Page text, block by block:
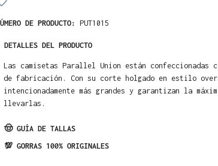
DE PRODUCTO: PUT1015
DETALLES DEL PRODUCTO
Las camisetas Parallel Union están confeccionadas
de fabricación. Con su corte holgado en estilo
intencionadamente más grandes y garantizan la
llevarlas.
🤠 GUÍA DE TALLAS
💯 GORRAS 100% ORIGINALES